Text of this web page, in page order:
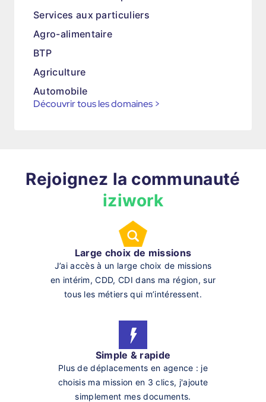
Services aux particuliers
Agro-alimentaire
BTP
Agriculture
Automobile
Découvrir tous les domaines >
Rejoignez la communauté
iziwork
Large choix de missions
J’ai accès à un large choix de missions
en intérim, CDD, CDI dans ma région, sur
tous les métiers qui m’intéressent.
Simple & rapide
Plus de déplacements en agence : je
choisis ma mission en 3 clics, j'ajoute
simplement mes documents.